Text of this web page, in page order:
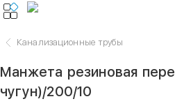
Канализационные трубы
Манжета резиновая
чугун)/200/10